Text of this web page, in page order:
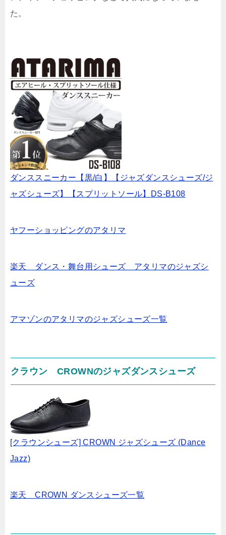
た。
ダンススニーカー【黒/白】【ジャズダンスシューズ/ジ
ャズシューズ】【スプリットソール】DS-B108
ヤフーショッピングのアタリマ
楽天 ダンス・舞台用シューズ アタリマのジャズシ
ューズ
アマゾンのアタリマのジャズシューズ一覧
クラウン CROWNのジャズダンスシューズ
[クラウンシューズ] CROWN ジャズシューズ (Dance
Jazz)
楽天 CROWN ダンスシューズ一覧